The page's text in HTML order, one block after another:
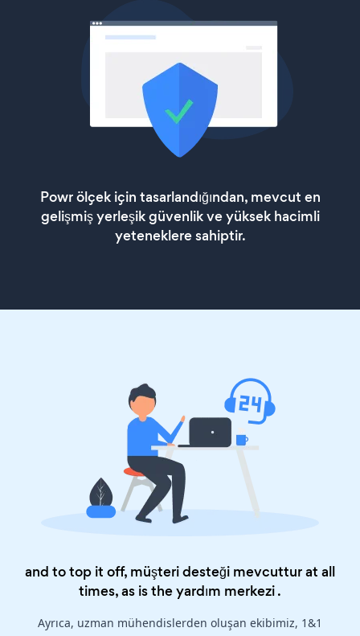
Powr ölçek için tasarlandığından, mevcut en
gelişmiş yerleşik güvenlik ve yüksek hacimli
yeteneklere sahiptir.
and to top it off, müşteri desteği mevcuttur at all
times, as is theyardım merkezi.
Ayrıca, uzman mühendislerden oluşan ekibimiz, 1&1